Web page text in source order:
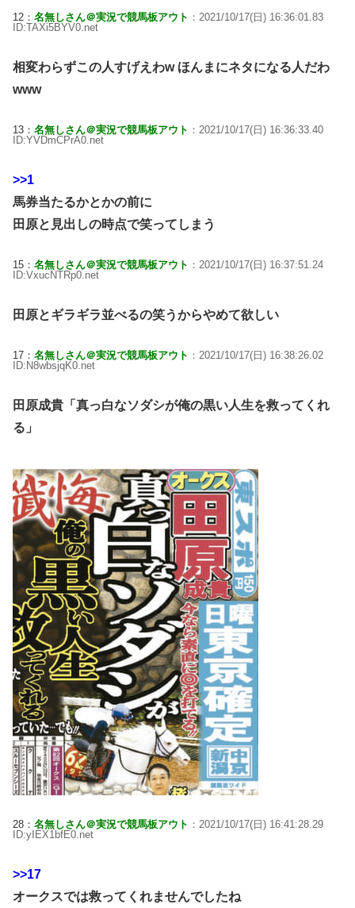
12： 名無しさん＠実況で競馬板アウト ：2021/10/17(日) 16:36:01.83
ID:TAXi5BYV0.net
相変わらずこの人すげえわw ほんまにネタになる人だわ
www
13： 名無しさん＠実況で競馬板アウト ：2021/10/17(日) 16:36:33.40
ID:YVDmCPrA0.net
>>1
馬券当たるかとかの前に
田原と見出しの時点で笑ってしまう
15： 名無しさん＠実況で競馬板アウト ：2021/10/17(日) 16:37:51.24
ID:VxucNTRp0.net
田原とギラギラ並べるの笑うからやめて欲しい
17： 名無しさん＠実況で競馬板アウト ：2021/10/17(日) 16:38:26.02
ID:N8wbsjqK0.net
田原成貴「真っ白なソダシが俺の黒い人生を救ってくれ
る」
28： 名無しさん＠実況で競馬板アウト ：2021/10/17(日) 16:41:28.29
ID:yIEX1bfE0.net
>>17
オークスでは救ってくれませんでしたね